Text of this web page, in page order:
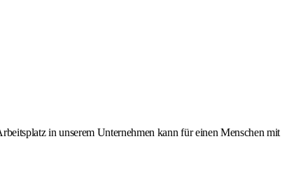
in unserem Unternehmen kann für einen Menschen mit